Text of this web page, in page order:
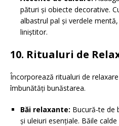
pături și obiecte decorative.
albastrul pal și verdele
liniștitor.
10. Ritualuri de
Încorporează ritualuri de
îmbunătăți bunăstarea.
Băi relaxante: Bucură-te de
și uleiuri esențiale. Băile